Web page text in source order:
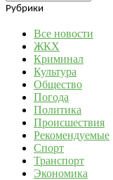
Рубрики
Все новости
ЖКХ
Криминал
Культура
Общество
Погода
Политика
Происшествия
Рекомендуемые
Спорт
Транспорт
Экономика